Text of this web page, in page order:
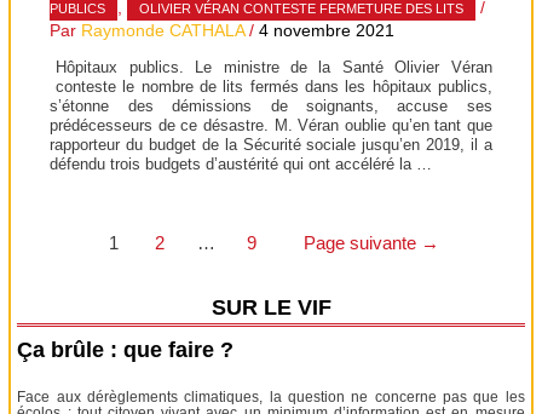
PUBLICS
OLIVIER VÉRAN CONTESTE FERMETURE DES LITS
/
Par Raymonde CATHALA /4 novembre 2021
Hôpitaux publics. Le ministre de la Santé Olivier Véran
conteste le nombre de lits fermés dans les hôpitaux publics,
s’étonne des démissions de soignants, accuse ses
prédécesseurs de ce désastre. M. Véran oublie qu’en tant que
rapporteur du budget de la Sécurité sociale jusqu’en 2019, il a
défendu trois budgets d’austérité qui ont accéléré la …
Pagination
publications
1 2 … 9 Page suivante →
SUR LE VIF
Ça brûle : que faire ?
Face aux dérèglements climatiques, la question ne concerne pas que les